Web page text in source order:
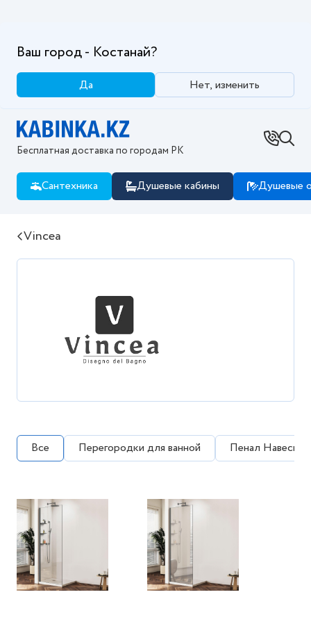
Ваш город - Костанай?
Да Нет, изменить
Бесплатная доставка по городам РК
Сантехника Душевые кабины Душевые
Vincea
Все Перегородки для ванной Пенал Навесной